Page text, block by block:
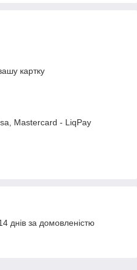
картку
Mastercard - LiqPay
днів за домовленістю